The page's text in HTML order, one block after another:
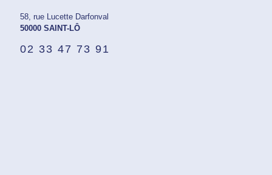
58, rue Lucette Darfonval
50000 SAINT-LÔ
02 33 47 73 91